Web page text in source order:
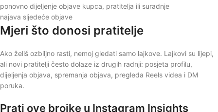
ponovno dijeljenje objave kupca, pratitelja ili suradnje
najava sljedeće objave
Mjeri što donosi pratitelje
Ako želiš ozbiljno rasti, nemoj gledati samo lajkove. Lajkovi su lijepi,
ali novi pratitelji često dolaze iz drugih radnji: posjeta profilu,
dijeljenja objava, spremanja objava, pregleda Reels videa i DM
poruka.
Prati ove brojke u Instagram Insights